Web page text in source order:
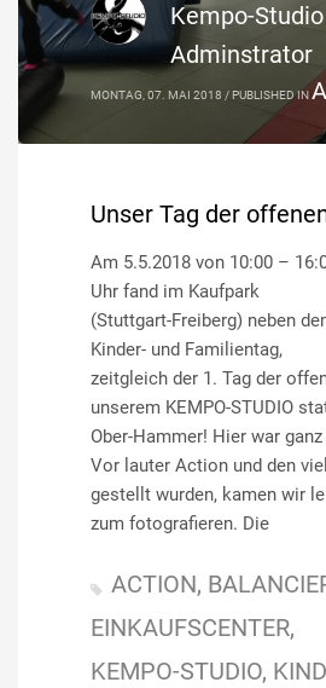
Kempo-
Adminstrator
MONTAG, 07. MAI 2018 /PUBLISHED IN
Unser Tag der
Am 5.5.2018 von 10:00 –
Uhr fand im Kaufpark
(Stuttgart-Freiberg) neben
Kinder- und Familientag,
zeitgleich der 1. Tag der
unserem KEMPO-STUDIO
Ober-Hammer! Hier war
Vor lauter Action und den
gestellt wurden, kamen wir
zum fotografieren. Die
ACTION
EINKAUFSCENTER
KEMPO-STUDIO